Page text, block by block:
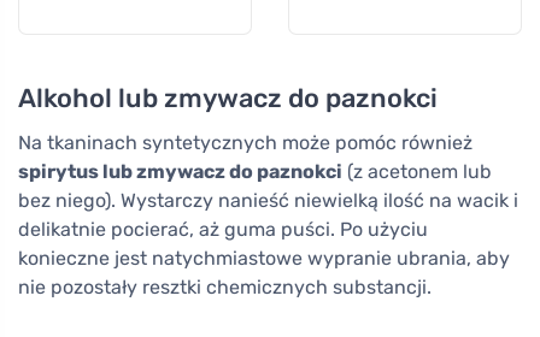
Alkohol lub zmywacz do paznokci
Na tkaninach syntetycznych może pomóc również
spirytus lub zmywacz do paznokci (z acetonem lub
bez niego). Wystarczy nanieść niewielką ilość na wacik i
delikatnie pocierać, aż guma puści. Po użyciu
konieczne jest natychmiastowe wypranie ubrania, aby
nie pozostały resztki chemicznych substancji.